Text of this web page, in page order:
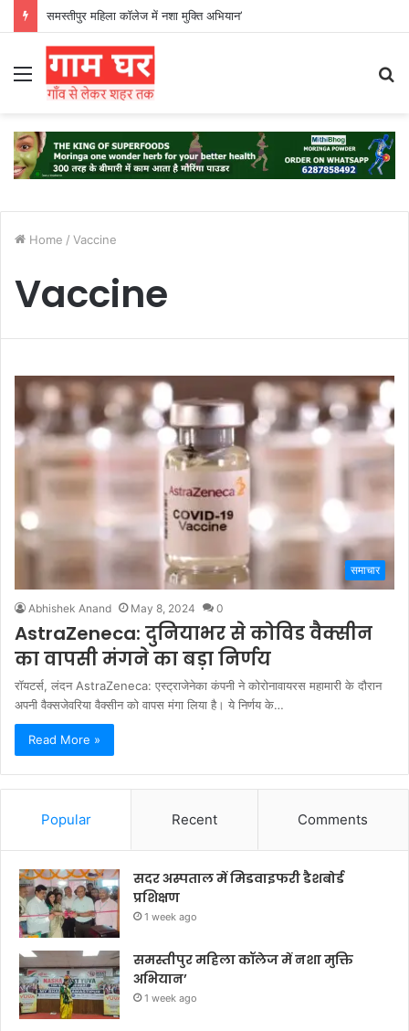
समस्तीपुर महिला कॉलेज में नशा मुक्ति अभियान’
Menu
Home / Vaccine
Vaccine
समाचार
Abhishek Anand May 8, 2024 0
AstraZeneca: दुनियाभर से कोविड वैक्सीन
का वापसी मंगने का बड़ा निर्णय
रॉयटर्स, लंदन AstraZeneca: एस्ट्राजेनेका कंपनी ने कोरोनावायरस महामारी के दौरान
अपनी वैक्सजेवरिया वैक्सीन को वापस मंगा लिया है। ये निर्णय के…
Read More »
Popular Recent Comments
सदर अस्पताल में मिडवाइफरी डैशबोर्ड
प्रशिक्षण
1 week ago
समस्तीपुर महिला कॉलेज में नशा मुक्ति
अभियान’
1 week ago